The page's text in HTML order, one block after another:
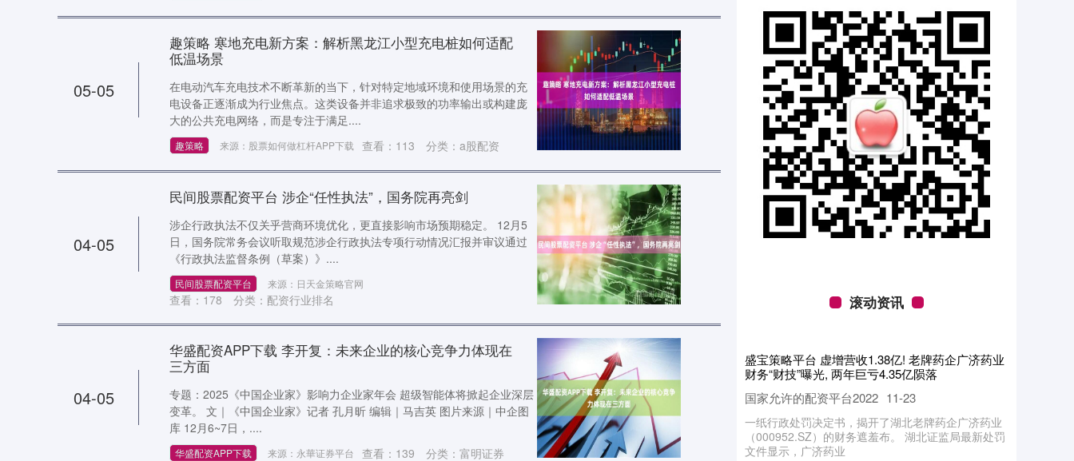
05-05
趣策略 寒地充电新方案：解析黑龙江小型充电桩如何适配
低温场景
在电动汽车充电技术不断革新的当下，针对特定地域环境和使用场景的充
电设备正逐渐成为行业焦点。这类设备并非追求极致的功率输出或构建庞
大的公共充电网络，而是专注于满足....
趣策略 来源：股票如何做杠杆APP下载 查看： 113 分类： a股配资
04-05
民间股票配资平台 涉企“任性执法”，国务院再亮剑
涉企行政执法不仅关乎营商环境优化，更直接影响市场预期稳定。 12月5
日，国务院常务会议听取规范涉企行政执法专项行动情况汇报并审议通过
《行政执法监督条例（草案）》....
民间股票配资平台 来源：日天金策略官网
查看： 178 分类： 配资行业排名
04-05
华盛配资APP下载 李开复：未来企业的核心竞争力体现在
三方面
专题：2025《中国企业家》影响力企业家年会 超级智能体将掀起企业深层
变革。 文｜《中国企业家》记者 孔月昕 编辑｜马吉英 图片来源｜中企图
库 12月6~7日，....
华盛配资APP下载 来源：永華证券平台 查看： 139 分类： 富明证券
滚动资讯
富源优配 雷军深夜畅聊：小米是被黑最惨的车企
之一；小米16改名17，产品力非常炸裂；国产汽
9 月 26 日，2025 雷军年度演讲活动结束后，小米集
团董事长、CEO 雷军接受了媒体的采访。 对于网络